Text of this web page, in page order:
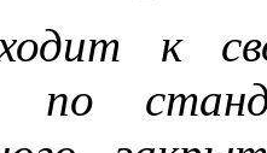
к
по